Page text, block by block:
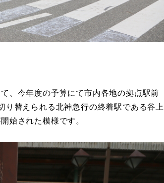
、今年度の予算にて市内各地の拠点駅前
り替えられる北神急行の終着駅である谷上
始された模様です。